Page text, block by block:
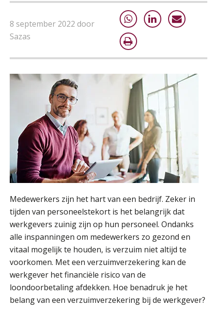
8 september 2022 door
Sazas
Medewerkers zijn het hart van een bedrijf. Zeker in
tijden van personeelstekort is het belangrijk dat
werkgevers zuinig zijn op hun personeel. Ondanks
alle inspanningen om medewerkers zo gezond en
vitaal mogelijk te houden, is verzuim niet altijd te
voorkomen. Met een verzuimverzekering kan de
werkgever het financiële risico van de
loondoorbetaling afdekken. Hoe benadruk je het
belang van een verzuimverzekering bij de werkgever?
AUG
Practical Diploma in Payroll Administration (PDL®)
Markus Verbeek Praehep
14
Module Arbeidsrecht en Sociale Zekerheid VPS
Markus Verbeek Praehep
20
AUG
Module Loonheffingen PDL
Markus Verbeek Praehep
24
AUG
Module Loonheffingen VPS
Markus Verbeek Praehep
24
AUG
Summercourse Update loonheffingen en arbeidsrecht
MOCuitgevers
25
AUG
Summercourse: Kiezen en loslaten & een mindset die kansen ziet en vertrouwen geeft
MOCuitgevers
25
AUG
Summercourse: Een mindset die kansen ziet en vertrouwen geeft
MOCuitgevers